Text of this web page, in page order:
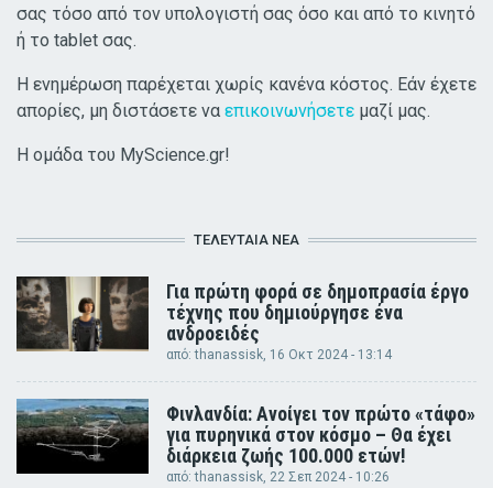
σας τόσο από τον υπολογιστή σας όσο και από το κινητό
ή το tablet σας.
Η ενημέρωση παρέχεται χωρίς κανένα κόστος. Εάν έχετε
απορίες, μη διστάσετε να επικοινωνήσετε μαζί μας.
Η ομάδα του MyScience.gr!
ΤΕΛΕΥΤΑΊΑ ΝΈΑ
Για πρώτη φορά σε δημοπρασία έργο
τέχνης που δημιούργησε ένα
ανδροειδές
από:thanassisk, 16 Οκτ 2024 - 13:14
Φινλανδία: Ανοίγει τον πρώτο «τάφο»
για πυρηνικά στον κόσμο – Θα έχει
διάρκεια ζωής 100.000 ετών!
από:thanassisk, 22 Σεπ 2024 - 10:26